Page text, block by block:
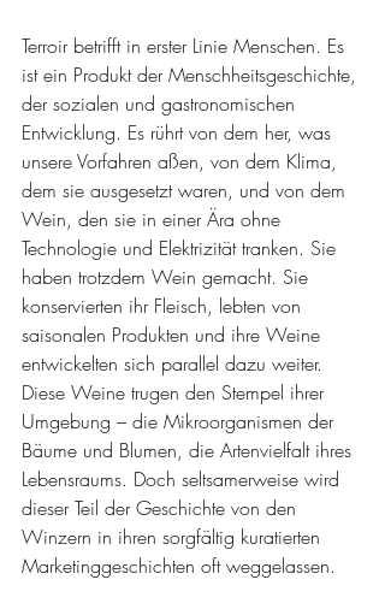
Terroir betrifft in erster Linie Menschen. Es
ist ein Produkt der Menschheitsgeschichte,
der sozialen und gastronomischen
Entwicklung. Es rührt von dem her, was
unsere Vorfahren aßen, von dem Klima,
dem sie ausgesetzt waren, und von dem
Wein, den sie in einer Ära ohne
Technologie und Elektrizität tranken. Sie
haben trotzdem Wein gemacht. Sie
konservierten ihr Fleisch, lebten von
saisonalen Produkten und ihre Weine
entwickelten sich parallel dazu weiter.
Diese Weine trugen den Stempel ihrer
Umgebung – die Mikroorganismen der
Bäume und Blumen, die Artenvielfalt ihres
Lebensraums. Doch seltsamerweise wird
dieser Teil der Geschichte von den
Winzern in ihren sorgfältig kuratierten
Marketinggeschichten oft weggelassen.